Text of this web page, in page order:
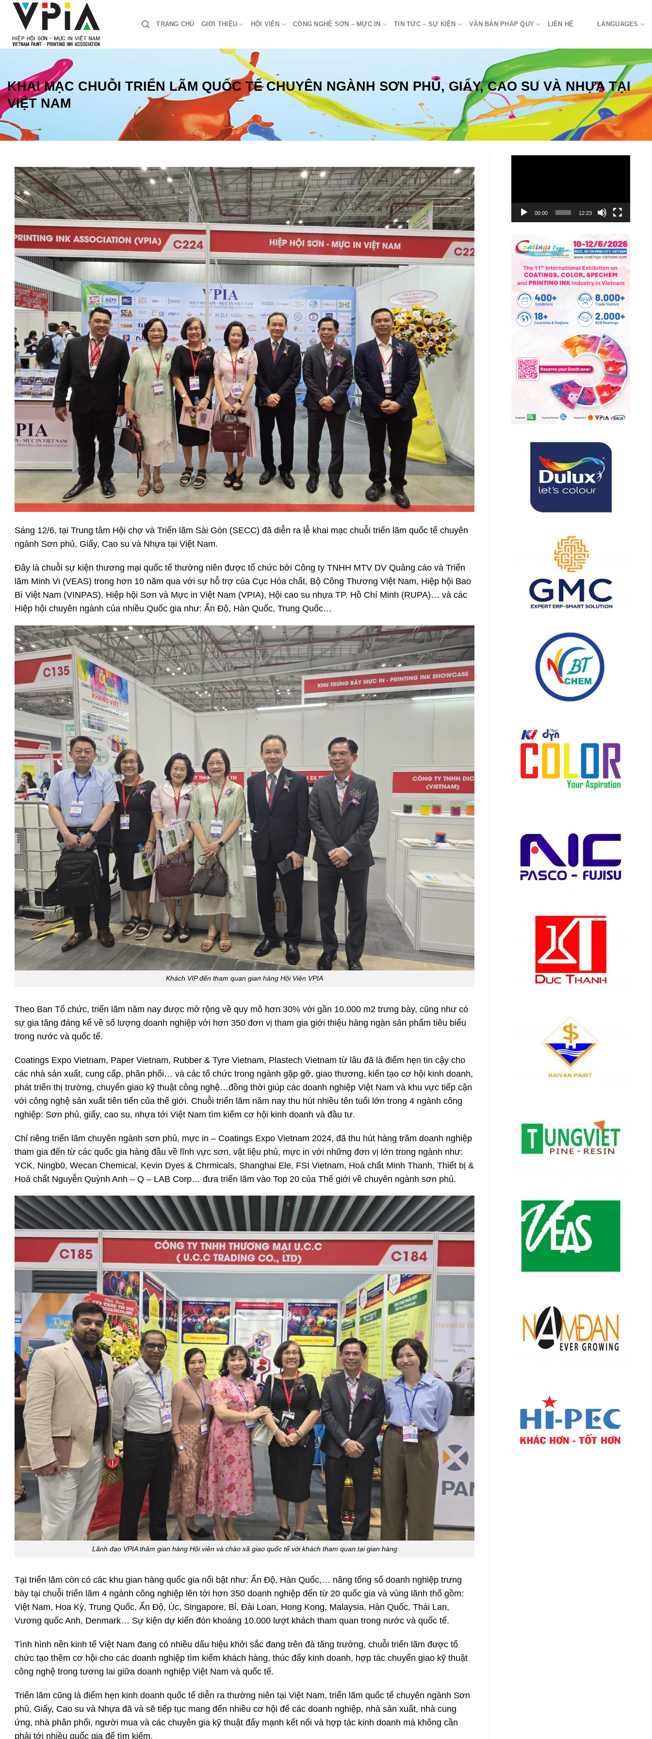
Skip
content
TRANG CHỦ GIỚI THIỆU HỘI VIÊN CÔNG NGHỆ SƠN – MỰC IN TIN TỨC – SỰ KIỆN VĂN BẢN PHÁP QUY LIÊN HỆ LANGUAGES
KHAI MẠC CHUỖI TRIỂN LÃM QUỐC TẾ CHUYÊN NGÀNH SƠN PHỦ, GIẤY, CAO SU VÀ NHỰA TẠI
VIỆT NAM
Sáng 12/6, tại Trung tâm Hội chợ và Triển lãm Sài Gòn (SECC) đã diễn ra lễ khai mạc chuỗi triển lãm quốc tế chuyên
ngành Sơn phủ, Giấy, Cao su và Nhựa tại Việt Nam.
Đây là chuỗi sự kiện thương mại quốc tế thường niên được tổ chức bởi Công ty TNHH MTV DV Quảng cáo và Triển
lãm Minh Vi (VEAS) trong hơn 10 năm qua với sự hỗ trợ của Cục Hóa chất, Bộ Công Thương Việt Nam, Hiệp hội Bao
Bì Việt Nam (VINPAS), Hiệp hội Sơn và Mực in Việt Nam (VPIA), Hội cao su nhựa TP. Hồ Chí Minh (RUPA)… và các
Hiệp hội chuyên ngành của nhiều Quốc gia như: Ấn Độ, Hàn Quốc, Trung Quốc…
Khách VIP đến tham quan gian hàng Hội Viên VPIA
Theo Ban Tổ chức, triển lãm năm nay được mở rộng về quy mô hơn 30% với gần 10.000 m2 trưng bày, cũng như có
sự gia tăng đáng kể về số lượng doanh nghiệp với hơn 350 đơn vị tham gia giới thiệu hàng ngàn sản phẩm tiêu biểu
trong nước và quốc tế.
Coatings Expo Vietnam, Paper Vietnam, Rubber & Tyre Vietnam, Plastech Vietnam từ lâu đã là điểm hẹn tin cậy cho
các nhà sản xuất, cung cấp, phân phối… và các tổ chức trong ngành gặp gỡ, giao thương, kiến tạo cơ hội kinh doanh,
phát triển thị trường, chuyển giao kỹ thuật công nghệ…đồng thời giúp các doanh nghiệp Việt Nam và khu vực tiếp cận
với công nghệ sản xuất tiên tiến của thế giới. Chuỗi triển lãm năm nay thu hút nhiều tên tuổi lớn trong 4 ngành công
nghiệp: Sơn phủ, giấy, cao su, nhựa tới Việt Nam tìm kiếm cơ hội kinh doanh và đầu tư.
Chỉ riêng triển lãm chuyên ngành sơn phủ, mực in – Coatings Expo Vietnam 2024, đã thu hút hàng trăm doanh nghiệp
tham gia đến từ các quốc gia hàng đầu về lĩnh vực sơn, vật liệu phủ, mực in với những đơn vị lớn trong ngành như:
YCK, Ningb0, Wecan Chemical, Kevin Dyes & Chrmicals, Shanghai Ele, FSI Vietnam, Hoá chất Minh Thanh, Thiết bị &
Hoá chất Nguyễn Quỳnh Anh – Q – LAB Corp… đưa triển lãm vào Top 20 của Thế giới về chuyên ngành sơn phủ.
Lãnh đạo VPIA thăm gian hàng Hội viên và chào xã giao quốc tế với khách tham quan tại gian hàng
Tại triển lãm còn có các khu gian hàng quốc gia nổi bật như: Ấn Độ, Hàn Quốc,… nâng tổng số doanh nghiệp trưng
bày tại chuỗi triển lãm 4 ngành công nghiệp lên tới hơn 350 doanh nghiệp đến từ 20 quốc gia và vùng lãnh thổ gồm:
Việt Nam, Hoa Kỳ, Trung Quốc, Ấn Độ, Úc, Singapore, Bỉ, Đài Loan, Hong Kong, Malaysia, Hàn Quốc, Thái Lan,
Vương quốc Anh, Denmark… Sự kiện dự kiến đón khoảng 10.000 lượt khách tham quan trong nước và quốc tế.
Tình hình nền kinh tế Việt Nam đang có nhiều dấu hiệu khởi sắc đang trên đà tăng trưởng, chuỗi triển lãm được tổ
chức tạo thêm cơ hội cho các doanh nghiệp tìm kiếm khách hàng, thúc đẩy kinh doanh, hợp tác chuyển giao kỹ thuật
công nghệ trong tương lai giữa doanh nghiệp Việt Nam và quốc tế.
Triển lãm cũng là điểm hẹn kinh doanh quốc tế diễn ra thường niên tại Việt Nam, triển lãm quốc tế chuyên ngành Sơn
phủ, Giấy, Cao su và Nhựa đã và sẽ tiếp tục mang đến nhiều cơ hội để các doanh nghiệp, nhà sản xuất, nhà cung
ứng, nhà phân phối, người mua và các chuyên gia kỹ thuật đẩy mạnh kết nối và hợp tác kinh doanh mà không cần
phải tới nhiều quốc gia để tìm kiếm.
00:00 12:23